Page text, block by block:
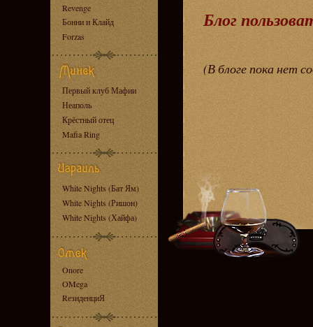
Revenge
Бонни и Клайд
Forzas
Первый клуб Мафии
Неаполь
Крёстный отец
Mafia Ring
White Nights (Бат Ям)
White Nights (Ришон)
White Nights (Хайфа)
Onore
OMega
RезиденциЯ
Блог
(В блоге пока нет